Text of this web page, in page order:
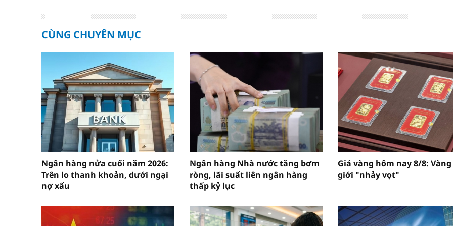
CÙNG CHUYÊN MỤC
Ngân hàng nửa cuối năm 2026:
Trên lo thanh khoản, dưới ngại
nợ xấu
Ngân hàng Nhà nước tăng bơm
ròng, lãi suất liên ngân hàng
thấp kỷ lục
Giá vàng hôm nay 8/8:
giới "nhảy vọt"